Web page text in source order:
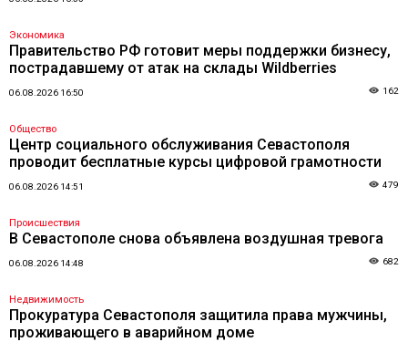
Экономика
Правительство РФ готовит меры поддержки бизнесу,
пострадавшему от атак на склады Wildberries
06.08.2026 16:50 162
Общество
Центр социального обслуживания Севастополя
проводит бесплатные курсы цифровой грамотности
06.08.2026 14:51 479
Происшествия
В Севастополе снова объявлена воздушная тревога
06.08.2026 14:48 682
Недвижимость
Прокуратура Севастополя защитила права мужчины,
проживающего в аварийном доме